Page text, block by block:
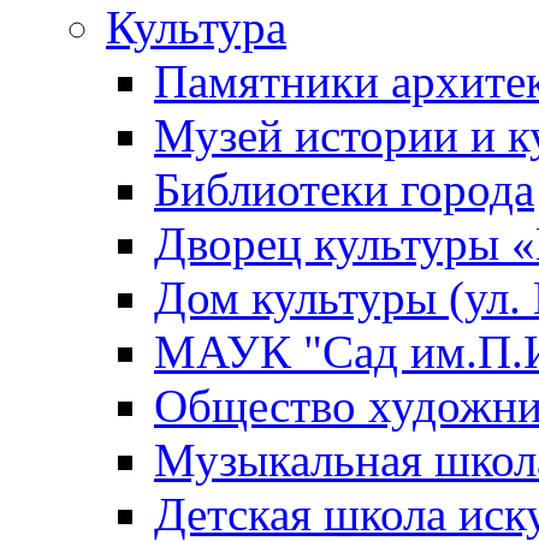
Культура
Памятники
Музей истории и
Библиотеки города
Дворец культуры
Дом культуры (ул.
МАУК "Сад
Общество
Музыкальная
Детская школа